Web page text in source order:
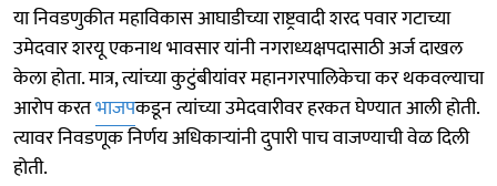
या निवडणुकीत महाविकास आघाडीच्या राष्ट्रवादी शरद पवार गटाच्या
उमेदवार शरयू एकनाथ भावसार यांनी नगराध्यक्षपदासाठी अर्ज दाखल
केला होता. मात्र, त्यांच्या कुटुंबीयांवर महानगरपालिकेचा कर थकवल्याचा
आरोप करतभाजपकडून त्यांच्या उमेदवारीवर हरकत घेण्यात आली होती.
त्यावर निवडणूक निर्णय अधिकाऱ्यांनी दुपारी पाच वाजण्याची वेळ दिली
होती.